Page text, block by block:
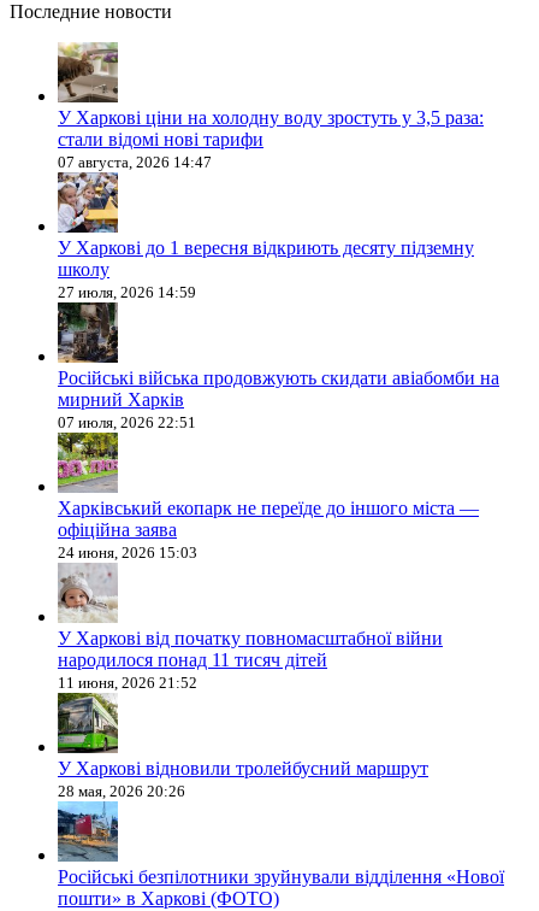
Последние новости
У Харкові ціни на холодну воду зростуть у 3,5 раза:
стали відомі нові тарифи
07 августа, 2026 14:47
У Харкові до 1 вересня відкриють десяту підземну
школу
27 июля, 2026 14:59
Російські війська продовжують скидати авіабомби на
мирний Харків
07 июля, 2026 22:51
Харківський екопарк не переїде до іншого міста —
офіційна заява
24 июня, 2026 15:03
У Харкові від початку повномасштабної війни
народилося понад 11 тисяч дітей
11 июня, 2026 21:52
У Харкові відновили тролейбусний маршрут
28 мая, 2026 20:26
Російські безпілотники зруйнували відділення «Нової
пошти» в Харкові (ФОТО)